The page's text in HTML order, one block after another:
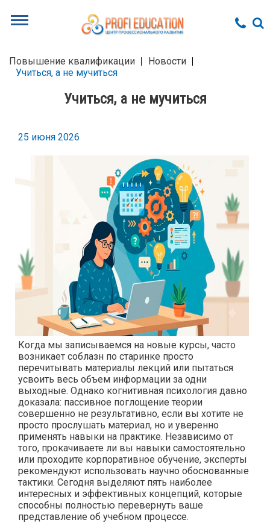
Повышение квалификации
Новости
Учиться, а не мучиться
Учиться, а не мучиться
25 июня 2026
Когда мы записываемся на новые курсы, часто
возникает соблазн по старинке просто
перечитывать материалы лекций или пытаться
усвоить весь объем информации за одни
выходные. Однако когнитивная психология давно
доказала: пассивное поглощение теории
совершенно не результативно, если вы хотите не
просто прослушать материал, но и уверенно
применять навыки на практике. Независимо от
того, прокачиваете ли вы навыки самостоятельно
или проходите корпоративное обучение, эксперты
рекомендуют использовать научно обоснованные
тактики. Сегодня выделяют пять наиболее
интересных и эффективных концепций, которые
способны полностью перевернуть ваше
представление об учебном процессе.